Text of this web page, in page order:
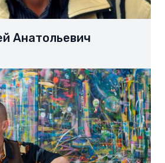
Анатольевич